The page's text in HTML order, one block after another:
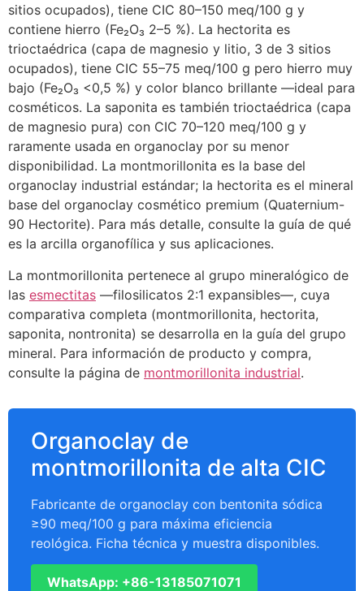
sitios ocupados), tiene CIC 80–150 meq/100 g y
contiene hierro (Fe₂O₃ 2–5 %). La hectorita es
trioctaédrica (capa de magnesio y litio, 3 de 3 sitios
ocupados), tiene CIC 55–75 meq/100 g pero hierro muy
bajo (Fe₂O₃ <0,5 %) y color blanco brillante —ideal para
cosméticos. La saponita es también trioctaédrica (capa
de magnesio pura) con CIC 70–120 meq/100 g y
raramente usada en organoclay por su menor
disponibilidad. La montmorillonita es la base del
organoclay industrial estándar; la hectorita es el mineral
base del organoclay cosmético premium (Quaternium-
90 Hectorite). Para más detalle, consulte la guía de qué
es la arcilla organofílica y sus aplicaciones.
La montmorillonita pertenece al grupo mineralógico de
las esmectitas —filosilicatos 2:1 expansibles—, cuya
comparativa completa (montmorillonita, hectorita,
saponita, nontronita) se desarrolla en la guía del grupo
mineral. Para información de producto y compra,
consulte la página de montmorillonita industrial.
Organoclay de
montmorillonita de alta CIC
Fabricante de organoclay con bentonita sódica
≥90 meq/100 g para máxima eficiencia
reológica. Ficha técnica y muestra disponibles.
WhatsApp: +86-13185071071